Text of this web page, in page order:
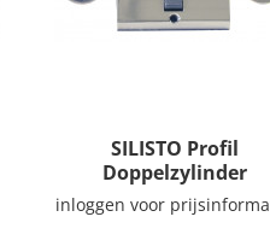
SILISTO Profil
Doppelzylinder
40x60mm;
inloggen voor